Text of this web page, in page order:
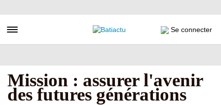
au
principal
Toggle navigation Se connecter
Mission : assurer l'avenir
des futures générations